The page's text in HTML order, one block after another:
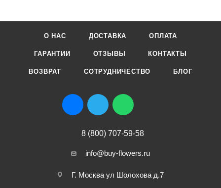
О НАС ДОСТАВКА ОПЛАТА
ГАРАНТИИ ОТЗЫВЫ КОНТАКТЫ
ВОЗВРАТ СОТРУДНИЧЕСТВО БЛОГ
8 (800) 707-59-58
info@buy-flowers.ru
Г. Москва ул Шолохова д.7